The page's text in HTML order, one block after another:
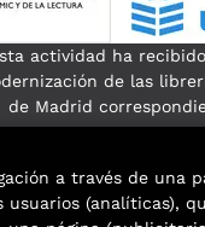
actividad ha
de las
de Madrid
a través de una
(analíticas),